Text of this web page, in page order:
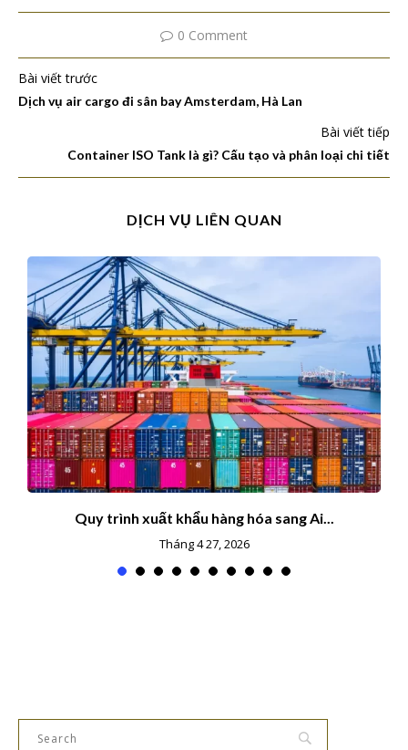
0 Comment
Bài viết trước
Dịch vụ air cargo đi sân bay Amsterdam, Hà Lan
Bài viết tiếp
Container ISO Tank là gì? Cấu tạo và phân loại chi tiết
DỊCH VỤ LIÊN QUAN
Quy trình xuất khẩu hàng hóa sang Ai...
Tháng 4 27, 2026